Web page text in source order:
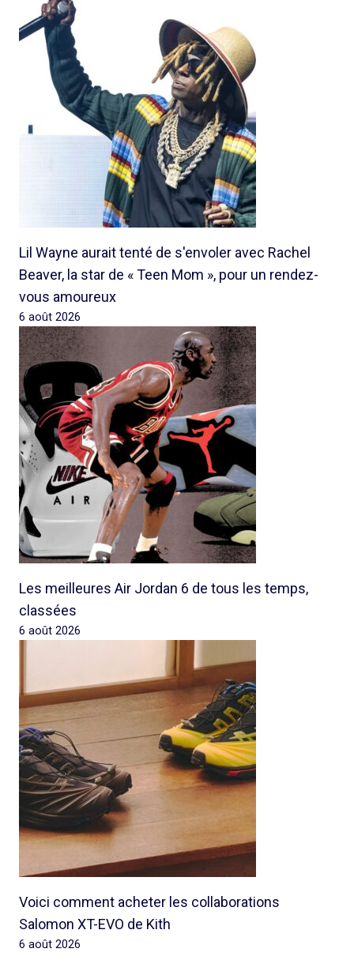
Lil Wayne aurait tenté de s'envoler avec Rachel
Beaver, la star de « Teen Mom », pour un rendez-
vous amoureux
6 août 2026
Les meilleures Air Jordan 6 de tous les temps,
classées
6 août 2026
Voici comment acheter les collaborations
Salomon XT-EVO de Kith
6 août 2026